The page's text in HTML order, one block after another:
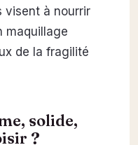
visent à nourrir
maquillage
de la fragilité
solide,
?